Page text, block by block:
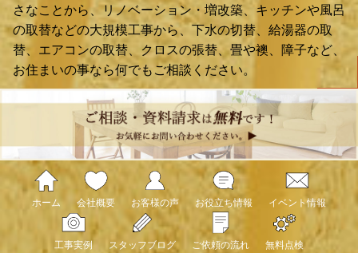
さなことから、リノベーション・増改築、キッチンや風呂
の取替などの大規模工事から、下水の切替、給湯器の取
替、エアコンの取替、クロスの張替、畳や襖、障子など、
お住まいの事なら何でもご相談ください。
ホーム 会社概要 お客様の声 お役立ち情報 イベント情報
工事実例 スタッフブログ ご依頼の流れ 無料点検